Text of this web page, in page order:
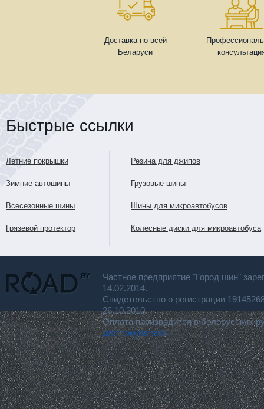
Доставка по всей
Беларуси
Быстрые ссылки
Летние покрышки
Зимние автошины
Всесезонные шины
Грязевой протектор
Резина для джипов
Грузовые шины
Шины для микроавтобусов
Колесные диски для микроавтобуса
Частное предприятие "Город шин"
14.02.2014.
Свидетельство о регистрации
26.10.2010.
Оплата производится в белорусских
для покупателя.